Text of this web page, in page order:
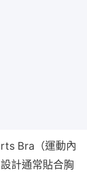
Bra（運動內
計通常貼合胸